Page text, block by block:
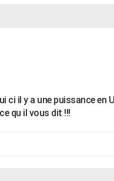
ci il y a une puissance
qu il vous dit !!!